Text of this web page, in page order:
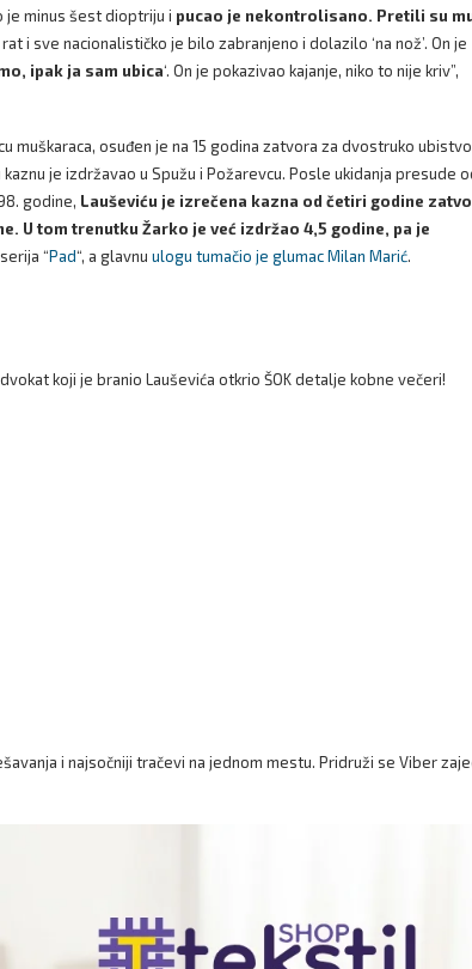
je minus šest dioptriju i pucao je nekontrolisano. Pretili su
i sve nacionalističko je bilo zabranjeno i dolazilo ‘na nož’. On je
ipak ja sam ubica‘. On je pokazivao kajanje, niko to nije kriv”,
osuđen je na 15 godina zatvora za dvostruko
je izdržavao u Spužu i Požarevcu. Posle ukidanja presude
godine, Lauševiću je izrečena kazna od četiri godine
U tom trenutku Žarko je već izdržao 4,5 godine, pa je
“Pad“, a glavnu ulogu tumačio je glumac Milan Marić.
advokat koji je branio Lauševića otkrio ŠOK detalje kobne večeri!
i najsočniji tračevi na jednom mestu. Pridruži se Viber